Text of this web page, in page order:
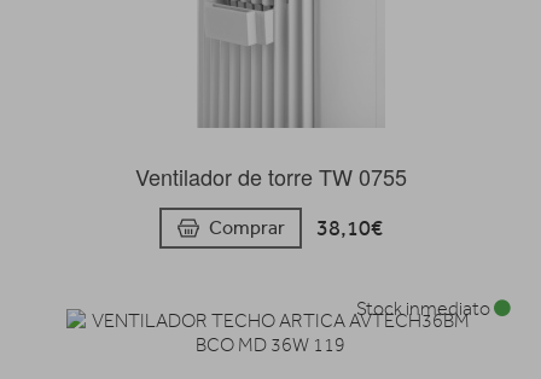
Ventilador de torre TW 0755
Comprar 38,10€
Stock inmediato